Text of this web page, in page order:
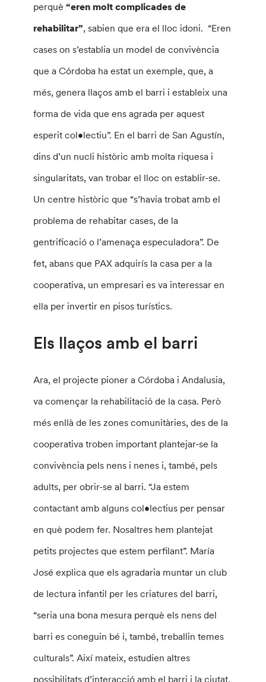
perquè “eren molt complicades de
rehabilitar”, sabien que era el lloc idoni. “Eren
cases on s’establia un model de convivència
que a Córdoba ha estat un exemple, que, a
més, genera llaços amb el barri i estableix una
forma de vida que ens agrada per aquest
esperit col•lectiu”. En el barri de San Agustín,
dins d’un nucli històric amb molta riquesa i
singularitats, van trobar el lloc on establir-se.
Un centre històric que “s’havia trobat amb el
problema de rehabitar cases, de la
gentrificació o l’amenaça especuladora”. De
fet, abans que PAX adquirís la casa per a la
cooperativa, un empresari es va interessar en
ella per invertir en pisos turístics.
Els llaços amb el barri
Ara, el projecte pioner a Córdoba i Andalusia,
va començar la rehabilitació de la casa. Però
més enllà de les zones comunitàries, des de la
cooperativa troben important plantejar-se la
convivència pels nens i nenes i, també, pels
adults, per obrir-se al barri. “Ja estem
contactant amb alguns col•lectius per pensar
en què podem fer. Nosaltres hem plantejat
petits projectes que estem perfilant”. María
José explica que els agradaria muntar un club
de lectura infantil per les criatures del barri,
“seria una bona mesura perquè els nens del
barri es coneguin bé i, també, treballin temes
culturals”. Així mateix, estudien altres
possibilitats d’interacció amb el barri i la ciutat,